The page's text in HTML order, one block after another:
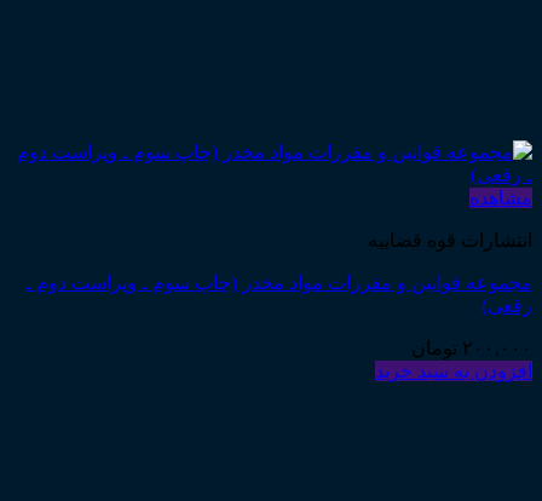
مشاهده
انتشارات قوه قضاییه
مجموعه قوانین و مقررات مواد مخدر (چاپ سوم ـ ویراست دوم ـ
رقعی)
۲۰۰,۰۰۰ تومان
افزودن به سبد خرید